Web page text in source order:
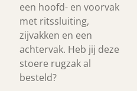
een hoofd- en voorvak
met ritssluiting,
zijvakken en een
achtervak. Heb jij deze
stoere rugzak al
besteld?